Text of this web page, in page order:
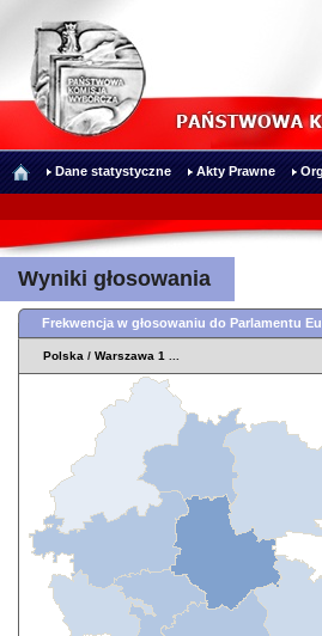
Dane statystyczne Akty Prawne
Wyniki głosowania
Frekwencja w głosowaniu do Parlamentu
Polska / Warszawa 1